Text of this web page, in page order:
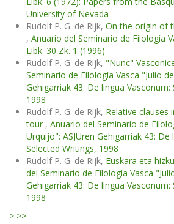
University of Nevada
Rudolf P. G. de Rijk, On the origin of
, Anuario del Seminario de Filología
Libk. 30 Zk. 1 (1996)
Rudolf P. G. de Rijk, "Nunc"
Seminario de Filología Vasca "Julio
Gehigarriak 43: De lingua Vasconum:
1998
Rudolf P. G. de Rijk, Relative clauses
tour , Anuario del Seminario de
Urquijo": ASJUren Gehigarriak 43: De
Selected Writings, 1998
Rudolf P. G. de Rijk, Euskara eta
del Seminario de Filología Vasca
Gehigarriak 43: De lingua Vasconum:
1998
> >>